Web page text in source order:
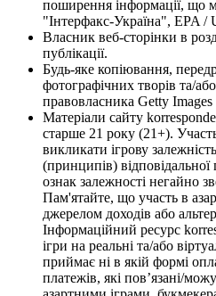
поширення інформації, що
"Інтерфакс-Україна", EPA /
Власник веб-сторінки в
публікації.
Будь-яке копіювання,
фотографічних творів та/
правовласника Getty Images
Матеріали сайту
старше 21 року (21+).
викликати ігрову
(принципів)
ознак залежності негайно
Пам'ятайте, що участь в
джерелом доходів або
Інформаційний ресурс
ігри на реальні та/або
приймає ні в якій формі
платежів, які пов’язані/